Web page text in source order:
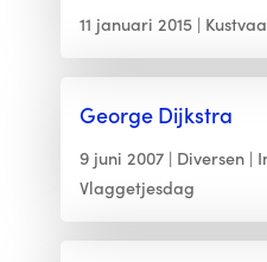
11 januari 2015
George Dijkstra
9 juni 2007 Diversen
Vlaggetjesdag